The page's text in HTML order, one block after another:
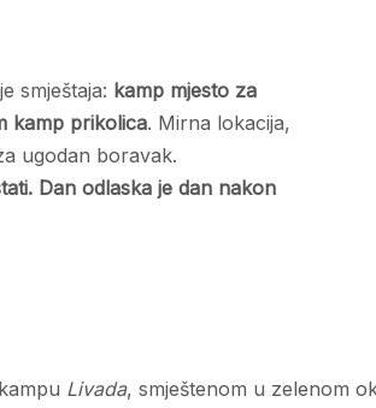
smještaja: kamp mjesto za
kamp prikolica. Mirna lokacija,
ugodan boravak.
Dan odlaska je dan nakon
Livada, smještenom u zelenom